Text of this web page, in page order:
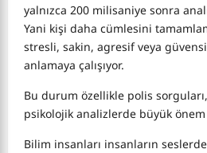
yalnızca 200 milisaniye sonra
Yani kişi daha cümlesini
stresli, sakin, agresif veya
anlamaya çalışıyor.
Bu durum özellikle polis
psikolojik analizlerde büyük önem
Bilim insanları insanların